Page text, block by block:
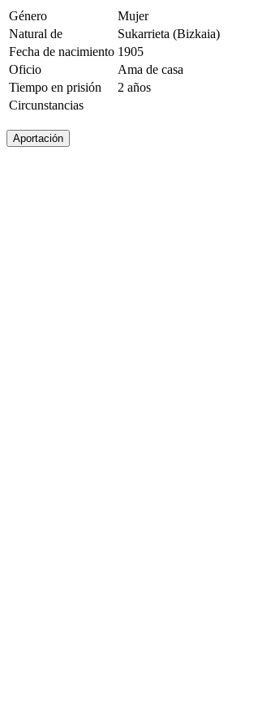
Género
Mujer
Natural de
Sukarrieta (Bizkaia)
Fecha de nacimiento 1905
Oficio
Ama de casa
Tiempo en prisión
2 años
Circunstancias